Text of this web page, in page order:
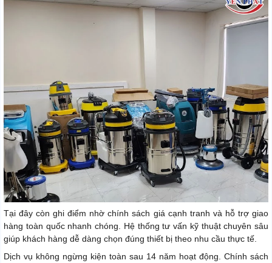
Tại đây còn ghi điểm nhờ chính sách giá cạnh tranh và hỗ trợ giao
hàng toàn quốc nhanh chóng. Hệ thống tư vấn kỹ thuật chuyên sâu
giúp khách hàng dễ dàng chọn đúng thiết bị theo nhu cầu thực tế.
Dịch vụ không ngừng kiện toàn sau 14 năm hoạt động. Chính sách